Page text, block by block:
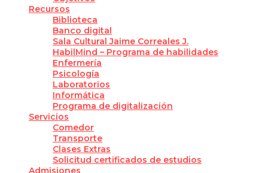
Recursos
Biblioteca
Banco digital
Sala Cultural Jaime Correales J.
HabilMind – Programa de habilidades
Enfermería
Psicología
Laboratorios
Informática
Programa de digitalización
Servicios
Comedor
Transporte
Clases Extras
Solicitud certificados de estudios
Admisiones